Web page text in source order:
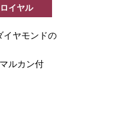
ロイヤル
イヤモンドの
ルカン付